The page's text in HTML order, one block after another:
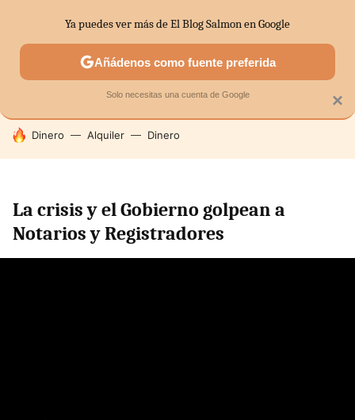
SECTORES ECONOMÍA DOMÉSTICA MERCADOS
HOY SE HABLA DE
Dinero Alquiler Dinero
La crisis y el Gobierno golpean a
Notarios y Registradores
×
Ya puedes ver más de El Blog Salmon en Google
Añádenos como fuente preferida
Solo necesitas una cuenta de Google